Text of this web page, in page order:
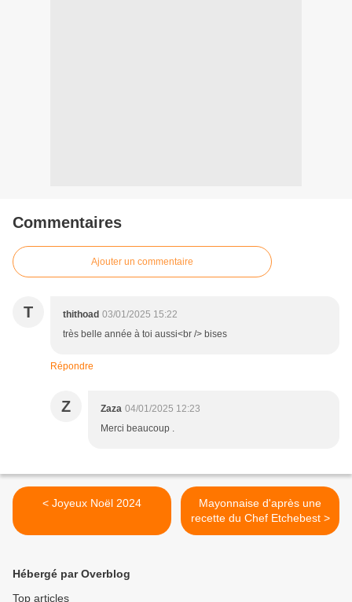
Commentaires
Ajouter un commentaire
T thithoad 03/01/2025 15:22
très belle année à toi aussi<br /> bises
Répondre
Z Zaza 04/01/2025 12:23
Merci beaucoup .
< Joyeux Noël 2024
Mayonnaise d'après une
recette du Chef Etchebest >
Hébergé par Overblog
Top articles